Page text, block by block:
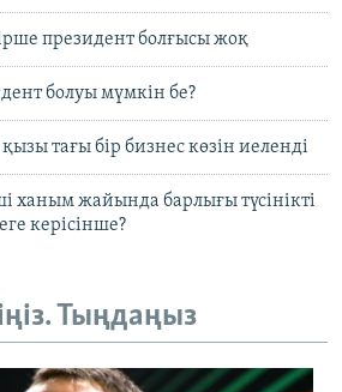
президент болғысы жоқ
болуы мүмкін бе?
тағы бір бизнес көзін иеленді
ханым жайында барлығы түсінікті
керісінше?
Тыңдаңыз